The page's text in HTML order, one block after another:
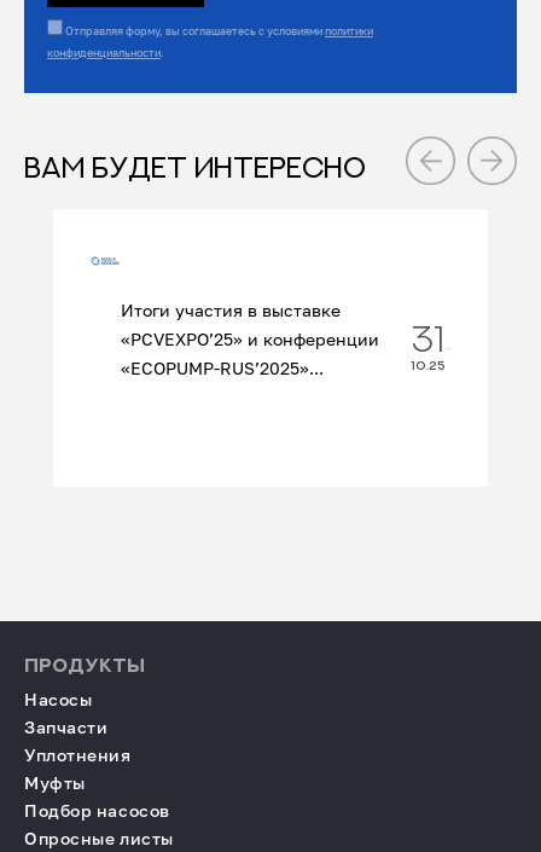
Отправляя форму, вы соглашаетесь с условиямиполитики
конфиденциальности.
ВАМ БУДЕТ ИНТЕРЕСНО
Итоги участия в выставке
«PCVEXPO’25» и конференции
«ECOPUMP‑RUS’2025»...
31
10.25
ПРОДУКТЫ
Насосы
Запчасти
Уплотнения
Муфты
Подбор насосов
Опросные листы